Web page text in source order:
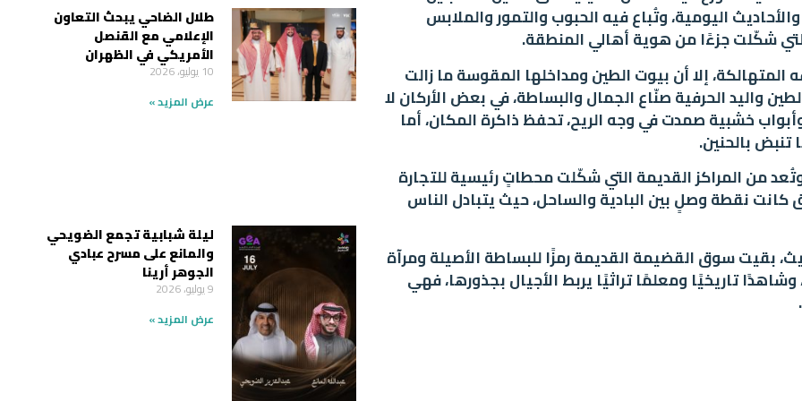
اليومية، وتُباع فيه الحبوب والتمور والملابس
شكّلت جزءًا من هوية أهالي المنطقة.
إلا أن بيوت الطين ومداخلها المقوسة ما زالت
واليد الحرفية صنّاع الجمال والبساطة، في بعض الأركان لا
خشبية صمدت في وجه الريح، تحفظ ذاكرة المكان، أما
بالحنين.
من المراكز القديمة التي شكّلت محطاتٍ رئيسية للتجارة
كانت نقطة وصلٍ بين البادية والساحل، حيث يتبادل الناس
بقيت سوق القضيمة القديمة رمزًا للبساطة الأصيلة ومرآة
تاريخيًا ومعلمًا تراثيًا يربط الأجيال بجذورها، فهي
طلال الضاحي يبحث التعاون
الإعلامي مع القنصل
الأمريكي في الظهران
10 يوليو، 2026
عرض المزيد »
ليلة شبابية تجمع الضويحي
والمانع على مسرح عبادي
الجوهر أرينا
9 يوليو، 2026
عرض المزيد »